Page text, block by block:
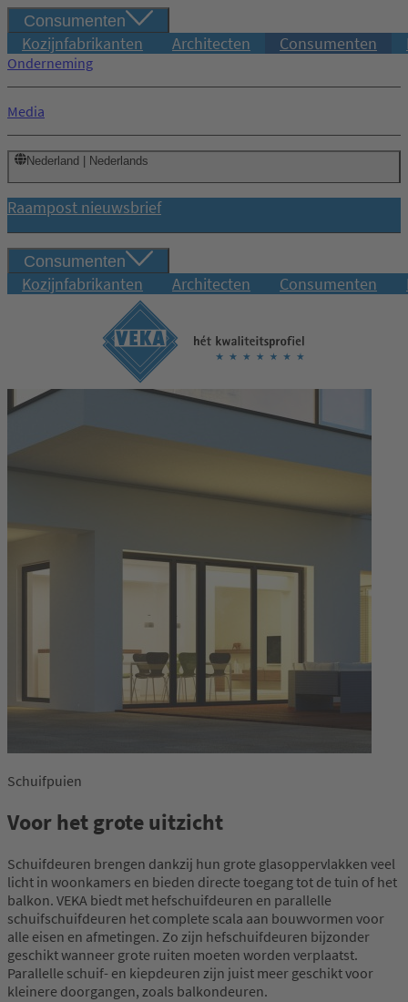
Consumenten
Kozijnfabrikanten Architecten Consumenten
Onderneming
Media
Nederland | Nederlands
Raampost nieuwsbrief
Consumenten
Kozijnfabrikanten Architecten Consumenten
Schuifpuien
Voor het grote uitzicht
Schuifdeuren brengen dankzij hun grote glasoppervlakken veel
licht in woonkamers en bieden directe toegang tot de tuin of het
balkon. VEKA biedt met hefschuifdeuren en parallelle
schuifschuifdeuren het complete scala aan bouwvormen voor
alle eisen en afmetingen. Zo zijn hefschuifdeuren bijzonder
geschikt wanneer grote ruiten moeten worden verplaatst.
Parallelle schuif- en kiepdeuren zijn juist meer geschikt voor
kleinere doorgangen, zoals balkondeuren.